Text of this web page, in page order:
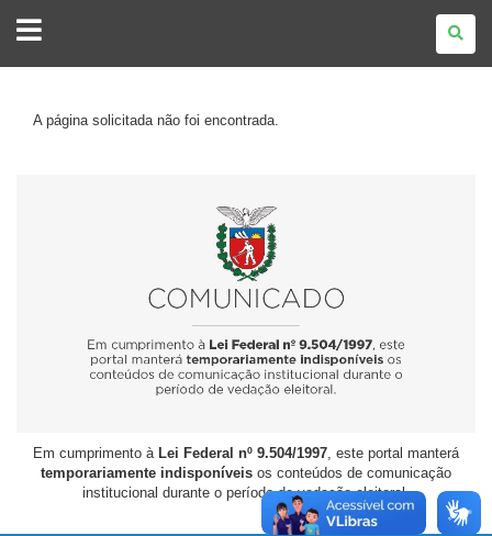
DO
A página solicitada não foi encontrada.
Em cumprimento à Lei Federal nº 9.504/1997, este portal manterá
temporariamente indisponíveis os conteúdos de comunicação
institucional durante o período de vedação eleitoral.